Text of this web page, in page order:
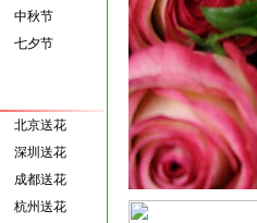
中秋节
七夕节
北京送花
深圳送花
成都送花
杭州送花